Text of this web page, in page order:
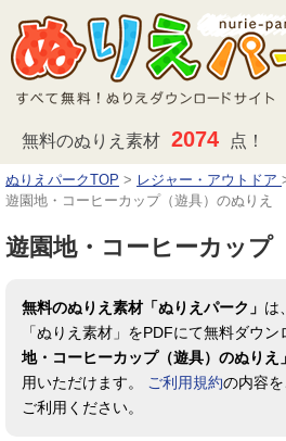
無料のぬりえ素材 2074 点！
ぬりえパークTOP > レジャー・アウトドア
遊園地・コーヒーカップ（遊具）のぬりえ
遊園地・コーヒーカップ
無料のぬりえ素材「ぬりえパーク」 は
「ぬりえ素材」をPDFにて無料ダウン
地・コーヒーカップ（遊具）のぬりえ」
用いただけます。
ご利用規約の内容
ご利用ください。